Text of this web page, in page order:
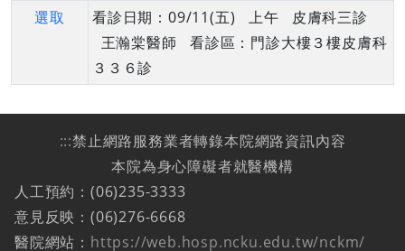
選取
看診日期：09/11(五) 上午 皮膚科三診
王瀚棠醫師 看診區：門診大樓３樓皮膚科
３３６診
:::禁止網路服務業者轉錄本院網路資訊內容
本院為身心障礙者就醫機構
人工預約：(06)235-3333
意見反映：(06)276-6668
醫院網站： https://web.hosp.ncku.edu.tw/nckm/